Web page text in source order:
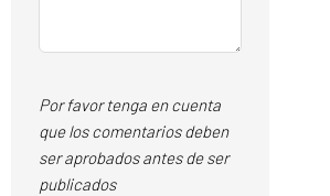
Por favor tenga en cuenta
que los comentarios deben
ser aprobados antes de ser
publicados